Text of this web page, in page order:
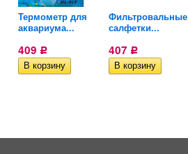
Термометр для
аквариума...
409 Р
Фильтровальные
салфетки...
407 Р